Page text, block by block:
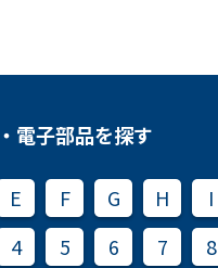
電子部品を探す
E F G H I
4 5 6 7 8